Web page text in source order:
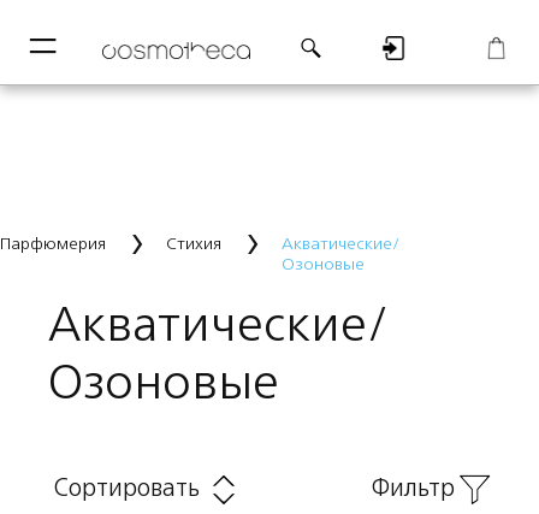
─
─ РегистрацияКорзина
Парфюмерия Стихия
Акватические/
Озоновые
Акватические/
Озоновые
Сортировать Фильтр